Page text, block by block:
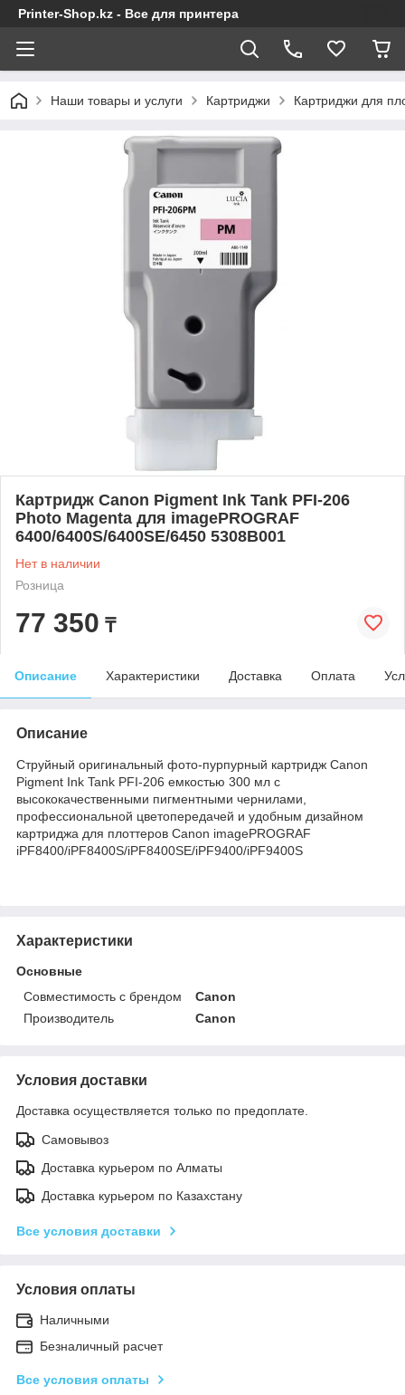
Printer-Shop.kz - Все для принтера
Наши товары и услуги Картриджи Картриджи для
Картридж Canon Pigment Ink Tank PFI-206
Photo Magenta для imagePROGRAF
6400/6400S/6400SE/6450 5308B001
Нет в наличии
Розница
77 350 ₸
Описание Характеристики Доставка Оплата
Описание
Струйный оригинальный фото-пурпурный картридж Canon
Pigment Ink Tank PFI-206 емкостью 300 мл с
высококачественными пигментными чернилами,
профессиональной цветопередачей и удобным дизайном
картриджа для плоттеров Canon imagePROGRAF
iPF8400/iPF8400S/iPF8400SE/iPF9400/iPF9400S
Характеристики
Основные
Совместимость с брендом
Canon
Производитель
Canon
Условия доставки
Доставка осуществляется только по предоплате.
Самовывоз
Доставка курьером по Алматы
Доставка курьером по Казахстану
Все условия доставки
Условия оплаты
Наличными
Безналичный расчет
Все условия оплаты